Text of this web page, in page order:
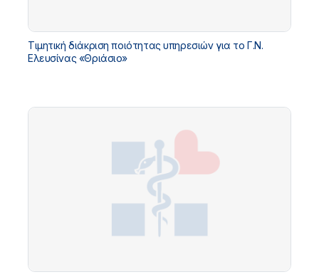
Τιμητική διάκριση ποιότητας υπηρεσιών για το Γ.Ν.
Ελευσίνας «Θριάσιο»